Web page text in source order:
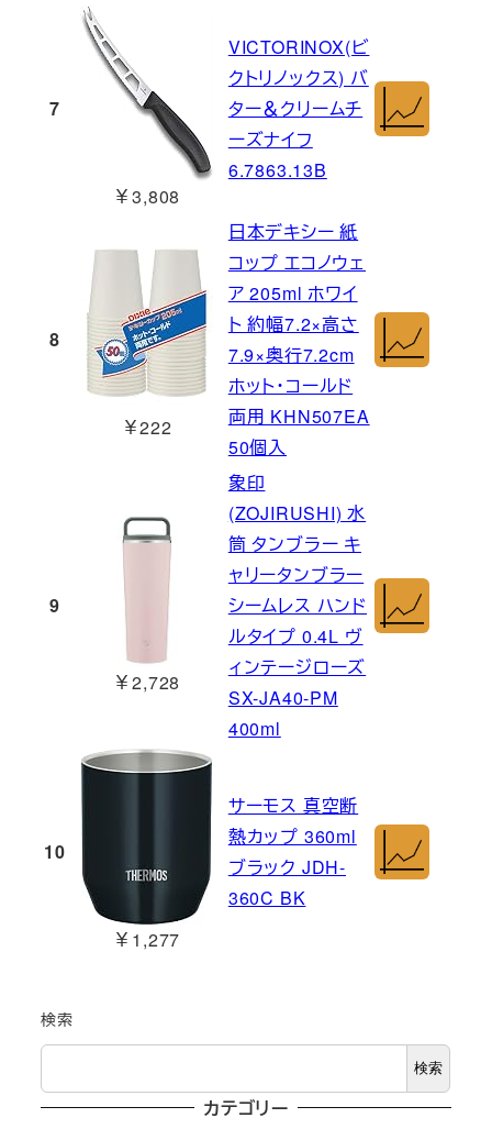
7
￥3,808
VICTORINOX(ビ
クトリノックス) バ
ター＆クリームチ
ーズナイフ
6.7863.13B
8
￥222
日本デキシー 紙
コップ エコノウェ
ア 205ml ホワイ
ト 約幅7.2×高さ
7.9×奥行7.2cm
ホット・コールド
両用 KHN507EA
50個入
9
￥2,728
象印
(ZOJIRUSHI) 水
筒 タンブラー キ
ャリータンブラー
シームレス ハンド
ルタイプ 0.4L ヴ
ィンテージローズ
SX-JA40-PM
400ml
10
￥1,277
サーモス 真空断
熱カップ 360ml
ブラック JDH-
360C BK
検索
検索
カテゴリー